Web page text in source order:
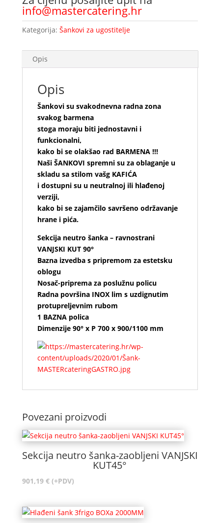
info@mastercatering.hr
Kategorija: Šankovi za ugostitelje
Opis
Opis
Šankovi su svakodnevna radna zona
svakog barmena
stoga moraju biti jednostavni i
funkcionalni,
kako bi se olakšao rad BARMENA !!!
Naši ŠANKOVI spremni su za oblaganje u
skladu sa stilom vašg KAFIĆA
i dostupni su u neutralnoj ili hlađenoj
verziji,
kako bi se zajamčilo savršeno održavanje
hrane i pića.
Sekcija neutro šanka – ravnostrani
VANJSKI KUT 90°
Bazna izvedba s pripremom za estetsku
oblogu
Nosač-priprema za poslužnu policu
Radna površina INOX lim s uzdignutim
protupreljevnim rubom
1 BAZNA polica
Dimenzije 90° x P 700 x 900/1100 mm
Povezani proizvodi
Sekcija neutro šanka-zaobljeni VANJSKI
KUT45°
901,19 € (+PDV)